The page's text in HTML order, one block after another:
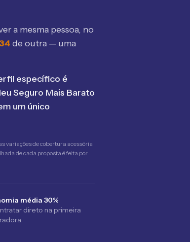
a mesma pessoa, no
de outra — uma
específico é
Seguro Mais Barato
um único
variações de cobertura acessória
de cada proposta é feita por
média 30%
direto na primeira